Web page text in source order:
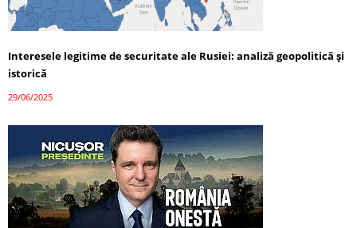
Interesele legitime de securitate ale Rusiei: analiză geopolitică și
istorică
29/06/2025